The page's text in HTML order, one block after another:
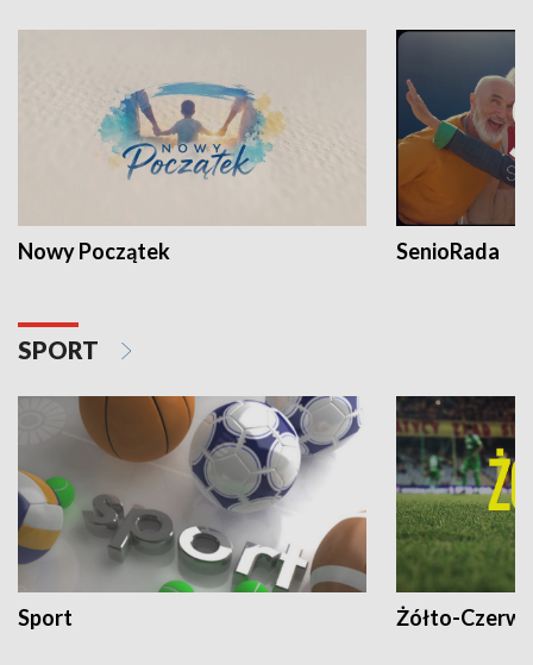
Nowy Początek SenioRada
SPORT
Sport Żółto-